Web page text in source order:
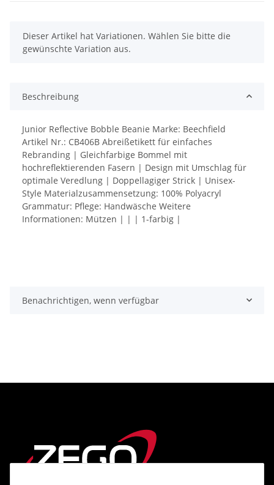
x
Dieser Artikel hat Variationen. Wählen Sie bitte die
gewünschte Variation aus.
Beschreibung
Junior Reflective Bobble Beanie Marke: Beechfield
Artikel Nr.: CB406B Abreißetikett für einfaches
Rebranding | Gleichfarbige Bommel mit
hochreflektierenden Fasern | Design mit Umschlag für
optimale Veredlung | Doppellagiger Strick | Unisex-
Style Materialzusammensetzung: 100% Polyacryl
Grammatur: Pflege: Handwäsche Weitere
Informationen: Mützen | | | 1-farbig |
Benachrichtigen, wenn verfügbar